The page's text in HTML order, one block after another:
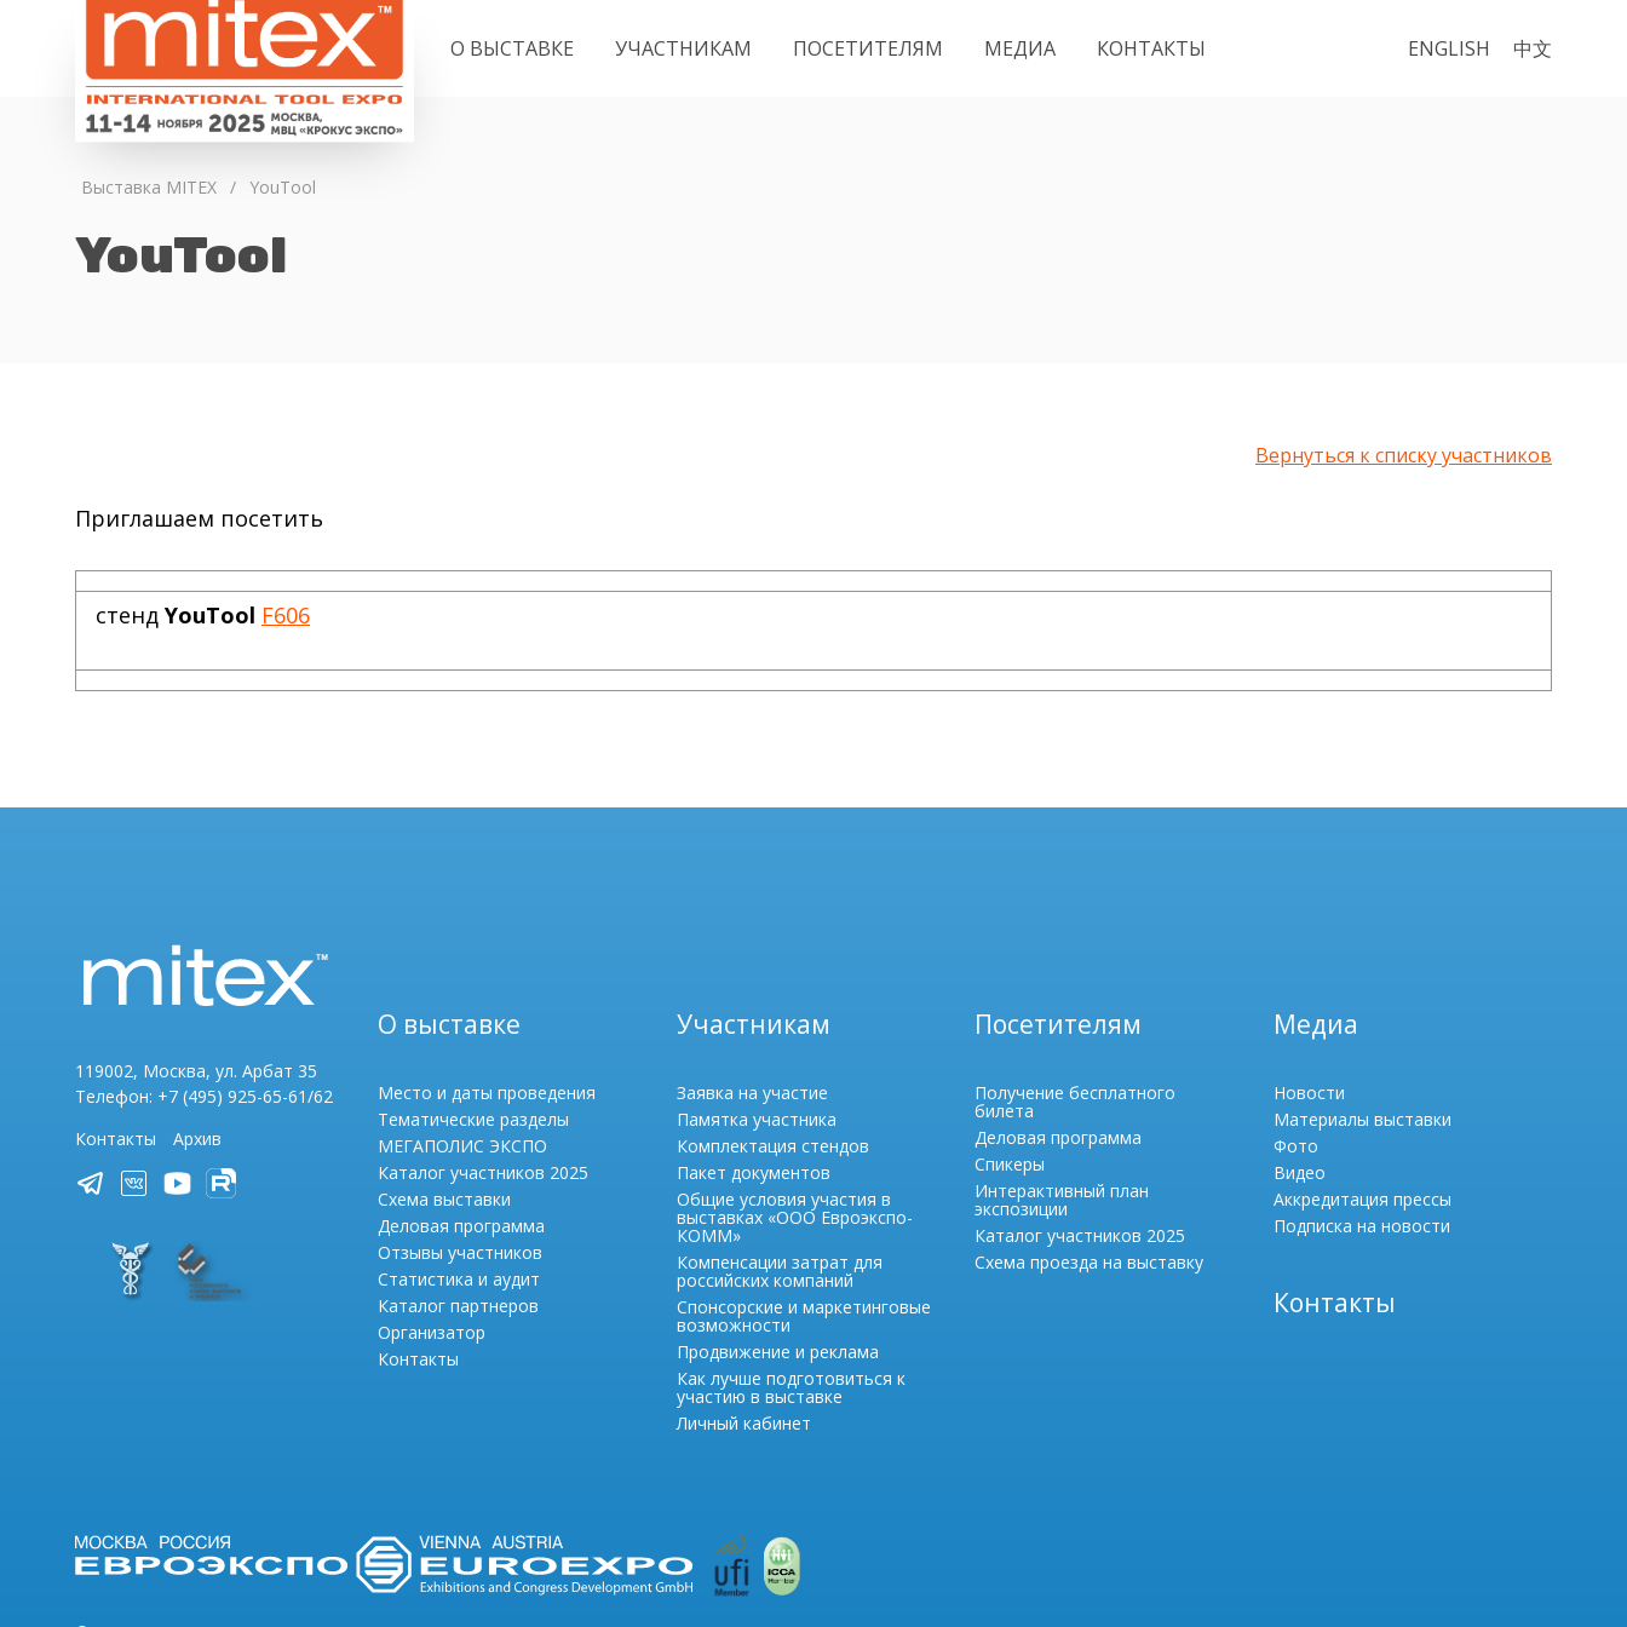
ENGLISH 中文
О ВЫСТАВКЕ УЧАСТНИКАМ ПОСЕТИТЕЛЯМ МЕДИА КОНТАКТЫ
Выставка MITEX / YouTool
YouTool
Вернуться к списку участников
Приглашаем посетить
стенд YouTool F606
119002, Москва, ул. Арбат 35
Телефон: +7 (495) 925-65-61/62
Контакты
Архив
О выставке
Место и даты проведения
Тематические разделы
МЕГАПОЛИС ЭКСПО
Каталог участников 2025
Схема выставки
Деловая программа
Отзывы участников
Статистика и аудит
Каталог партнеров
Организатор
Контакты
Участникам
Заявка на участие
Памятка участника
Комплектация стендов
Пакет документов
Общие условия участия в
выставках «ООО Евроэкспо-
КОММ»
Компенсации затрат для
российских компаний
Спонсорские и маркетинговые
возможности
Продвижение и реклама
Как лучше подготовиться к
участию в выставке
Личный кабинет
Посетителям
Получение бесплатного
билета
Деловая программа
Спикеры
Интерактивный план
экспозиции
Каталог участников 2025
Схема проезда на выставку
Медиа
Новости
Материалы выставки
Фото
Видео
Аккредитация прессы
Подписка на новости
Контакты